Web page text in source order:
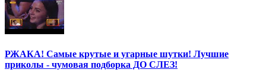
РЖАКА! Самые крутые и угарные шутки! Лучшие
приколы - чумовая подборка ДО СЛЕЗ!